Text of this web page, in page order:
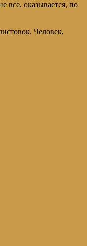
все, оказывается, по
Человек,